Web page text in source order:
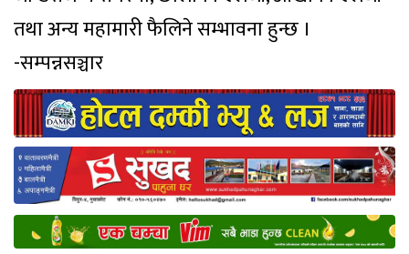
तथा अन्य महामारी फैलिने सम्भावना हुन्छ ।
-सम्पन्नसञ्चार